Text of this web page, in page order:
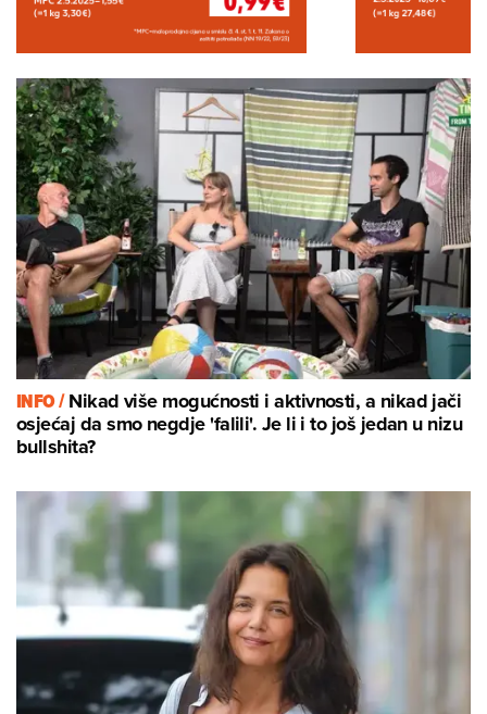
INFO /Nikad više mogućnosti i aktivnosti, a nikad jači
osjećaj da smo negdje 'falili'. Je li i to još jedan u nizu
bullshita?